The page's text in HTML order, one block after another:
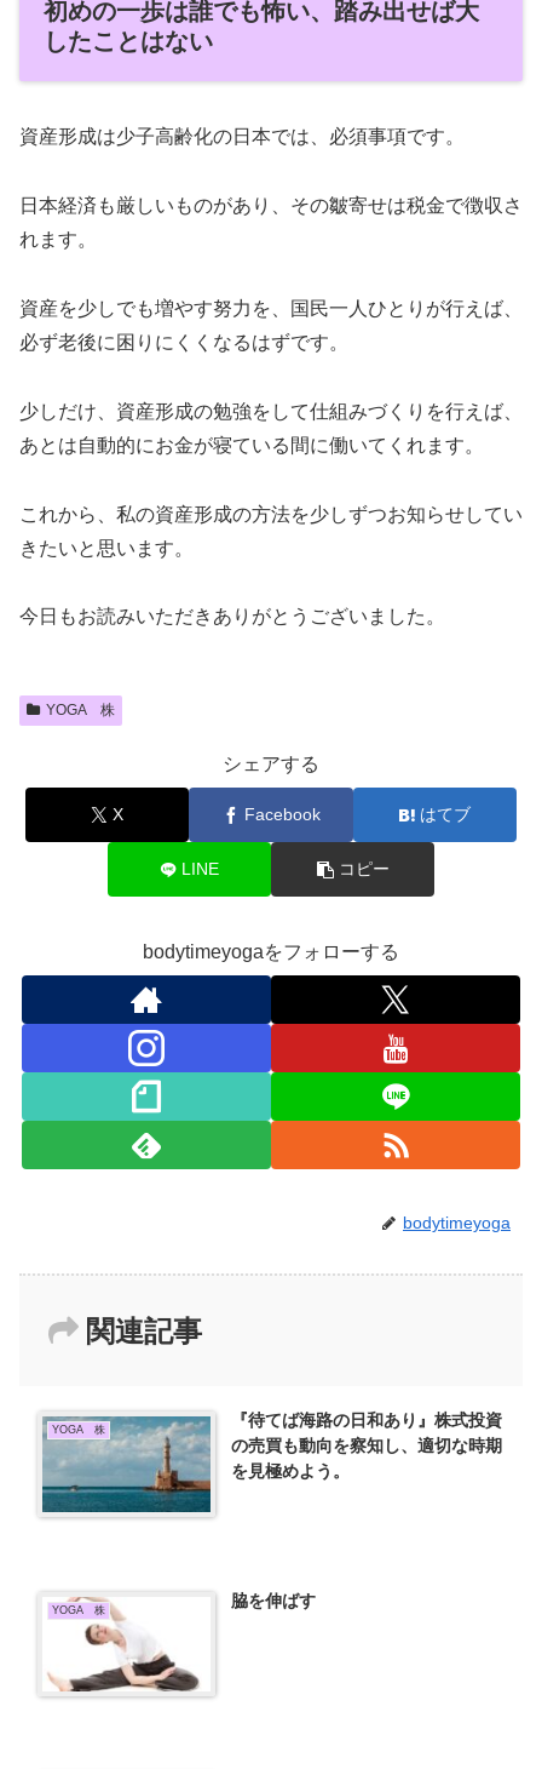
初めの一歩は誰でも怖い、踏み出せば大
したことはない
資産形成は少子高齢化の日本では、必須事項です。
日本経済も厳しいものがあり、その皺寄せは税金で徴収さ
れます。
資産を少しでも増やす努力を、国民一人ひとりが行えば、
必ず老後に困りにくくなるはずです。
少しだけ、資産形成の勉強をして仕組みづくりを行えば、
あとは自動的にお金が寝ている間に働いてくれます。
これから、私の資産形成の方法を少しずつお知らせしてい
きたいと思います。
今日もお読みいただきありがとうございました。
YOGA 株
シェアする
X Facebook はてブ
LINE コピー
bodytimeyogaをフォローする
bodytimeyoga
関連記事
YOGA 株
『待てば海路の日和あり』株式投資
の売買も動向を察知し、適切な時期
を見極めよう。
YOGA 株 脇を伸ばす